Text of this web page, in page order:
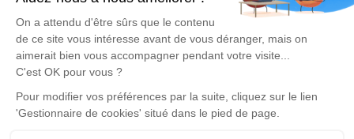
Liens utiles
Publier un avis de décès
Signaler un abus/une erreur